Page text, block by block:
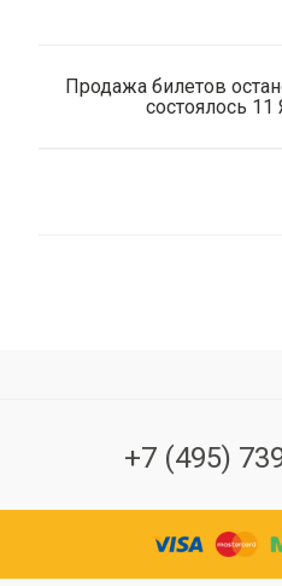
Продажа билетов
состоялось 11
+7 (495)